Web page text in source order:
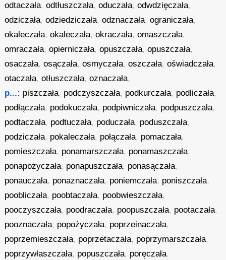
odtaczała,odtłuszczała,oduczała,odwdzięczała,
odziczała,odziedziczała,odznaczała,ograniczała,
okaleczała,okaleczała,okraczała,omaszczała,
omraczała,opierniczała,opuszczała,opuszczała,
osaczała,osączała,osmyczała,oszczała,oświadczała,
otaczała,otłuszczała,oznaczała,
p...: piszczała, podczyszczała, podkurczała, podliczała,
podłączała, podokuczała, podpiwniczała, podpuszczała,
podtaczała, podtuczała, poduczała, poduszczała,
podziczała, pokaleczała, połączała, pomaczała,
pomieszczała, ponamarszczała, ponamaszczała,
ponapożyczała, ponapuszczała, ponasączała,
ponauczała, ponaznaczała, poniemczała, poniszczała,
poobliczała, poobtaczała, poobwieszczała,
pooczyszczała, poodraczała, poopuszczała, pootaczała,
pooznaczała, popożyczała, poprzeinaczała,
poprzemieszczała, poprzetaczała, poprzymarszczała,
poprzywłaszczała, popuszczała, poręczała,